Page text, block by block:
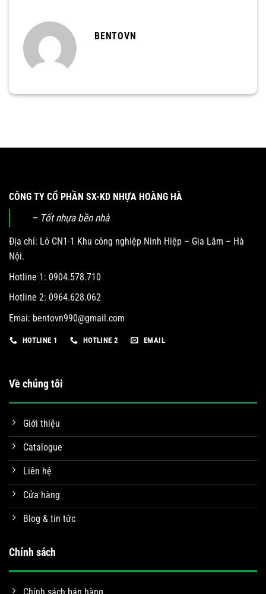
BENTOVN
CÔNG TY CỔ PHẦN SX-KD NHỰA HOÀNG HÀ
– Tốt nhựa bền nhà
Địa chỉ: Lô CN1-1 Khu công nghiệp Ninh Hiệp – Gia Lâm – Hà
Nội.
Hotline 1: 0904.578.710
Hotline 2: 0964.628.062
Emai: bentovn990@gmail.com
HOTLINE 1 HOTLINE 2 EMAIL
Về chúng tôi
Giới thiệu
Catalogue
Liên hệ
Cửa hàng
Blog & tin tức
Chính sách
Chính sách bán hàng